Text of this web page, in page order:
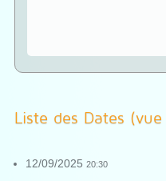
Liste des Dates
12/09/2025 20:30